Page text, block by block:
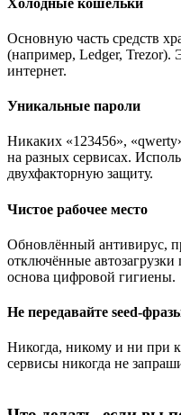
Основную часть средств
(например, Ledger, Trezor).
интернет.
Уникальные пароли
Никаких «123456»,
на разных сервисах.
двухфакторную защиту.
Чистое рабочее место
Обновлённый антивирус,
отключённые
основа цифровой гигиены.
Не передавайте seed-
Никогда, никому и ни при
сервисы никогда не